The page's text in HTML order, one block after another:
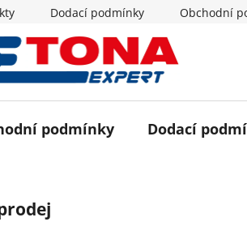
Dodací podmínky Obchodní
podmínky Dodací